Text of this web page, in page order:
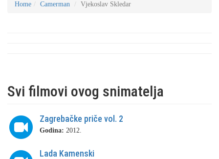
Home Camerman Vjekoslav Skledar
Svi filmovi ovog snimatelja
Zagrebačke priče vol. 2
Godina: 2012.
Lada Kamenski